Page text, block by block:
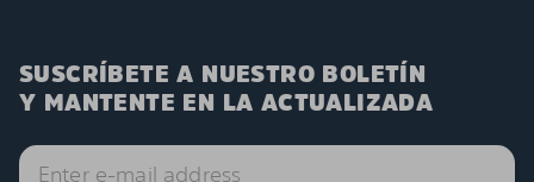
SUSCRÍBETE A NUESTRO BOLETÍN
Y MANTENTE EN LA ACTUALIZADA